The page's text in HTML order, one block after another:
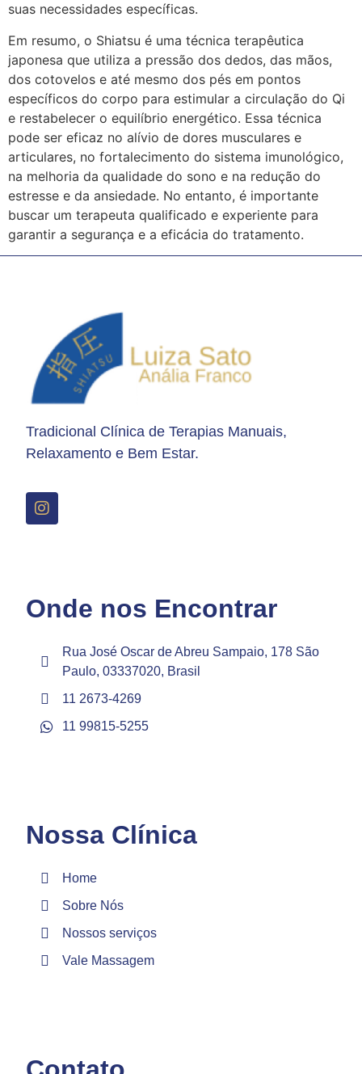
suas necessidades específicas.
Em resumo, o Shiatsu é uma técnica terapêutica
japonesa que utiliza a pressão dos dedos, das mãos,
dos cotovelos e até mesmo dos pés em pontos
específicos do corpo para estimular a circulação do Qi
e restabelecer o equilíbrio energético. Essa técnica
pode ser eficaz no alívio de dores musculares e
articulares, no fortalecimento do sistema imunológico,
na melhoria da qualidade do sono e na redução do
estresse e da ansiedade. No entanto, é importante
buscar um terapeuta qualificado e experiente para
garantir a segurança e a eficácia do tratamento.
Tradicional Clínica de Terapias Manuais,
Relaxamento e Bem Estar.
Onde nos Encontrar
Rua José Oscar de Abreu Sampaio, 178 São
Paulo, 03337020, Brasil
11 2673-4269
11 99815-5255
Nossa Clínica
Home
Sobre Nós
Nossos serviços
Vale Massagem